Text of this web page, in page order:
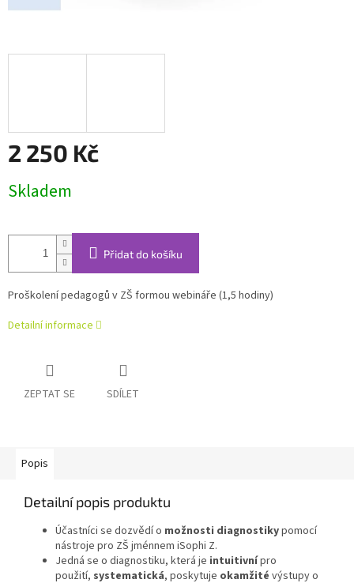
2 250 Kč
cena:
Skladem
Přidat do košíku
Proškolení pedagogů v ZŠ formou webináře (1,5 hodiny)
Detailní informace
ZEPTAT SE SDÍLET
Popis
Detailní popis produktu
Účastníci se dozvědí o možnosti diagnostikypomocí
nástroje pro ZŠ jménnem iSophi Z.
Jedná se o diagnostiku, která je intuitivnípro
použití, systematická, poskytuje okamžité výstupy o